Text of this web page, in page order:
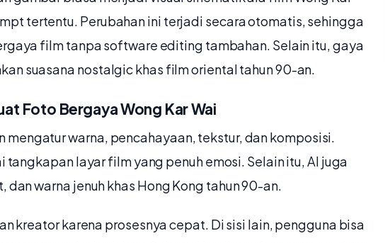
tertentu. Perubahan ini terjadi secara otomatis, sehingga
film tanpa software editing tambahan. Selain itu, gaya
suasana nostalgic khas film oriental tahun 90-an.
Foto Bergaya Wong Kar Wai
mengatur warna, pencahayaan, tekstur, dan komposisi.
tangkapan layar film yang penuh emosi. Selain itu, AI juga
warna jenuh khas Hong Kong tahun 90-an.
kreator karena prosesnya cepat. Di sisi lain, pengguna bisa